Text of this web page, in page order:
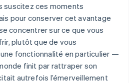
suscitez ces moments
pour conserver cet avantage
concentrer sur ce que vous
plutôt que de vous
fonctionnalité en particulier —
finit par rattraper son
autrefois l’émerveillement